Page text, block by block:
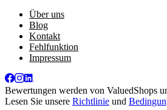
Über uns
Blog
Kontakt
Fehlfunktion
Impressum
Bewertungen werden von ValuedShops
Lesen Sie unsere Richtlinie und